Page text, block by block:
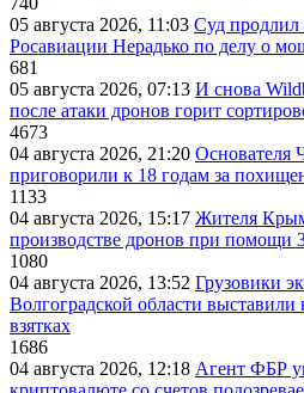
05 августа 2026, 11:03 Суд продлил
Росавиации Нерадько по делу о
681
05 августа 2026, 07:13 И снова
после атаки дронов горит
4673
04 августа 2026, 21:20 Основателя
приговорили к 18 годам за
1133
04 августа 2026, 15:17 Жителя
производстве дронов при помощи
1080
04 августа 2026, 13:52 Грузовики
Волгоградской области выставили
взятках
1686
04 августа 2026, 12:18 Агент ФБР